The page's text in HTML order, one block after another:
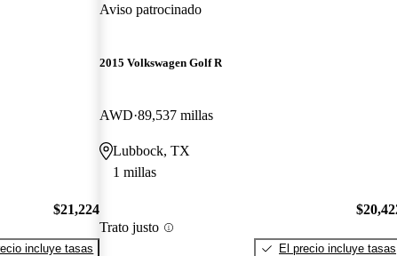
$21,224
incluye tasas
Aviso patrocinado
2015 Volkswagen Golf R
AWD 89,537 millas
Lubbock, TX
1 millas
Trato justo
El precio incluye tasas